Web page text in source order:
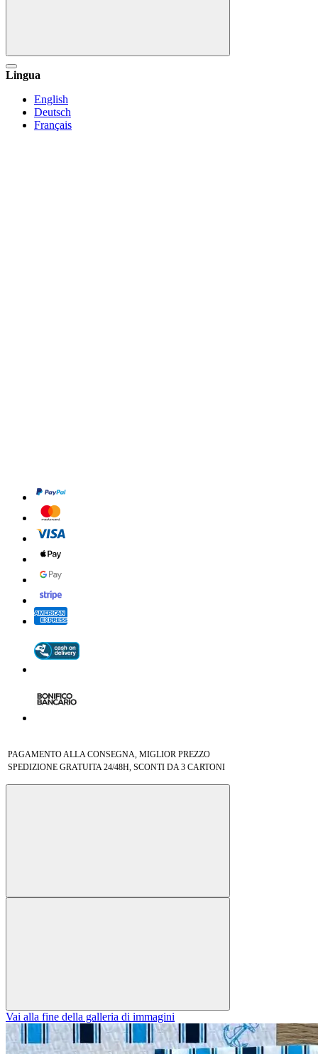
Lingua
English
Deutsch
Français
PAGAMENTO ALLA CONSEGNA, MIGLIOR PREZZO
SPEDIZIONE GRATUITA 24/48H, SCONTI DA 3 CARTONI
Vai alla fine della galleria di immagini